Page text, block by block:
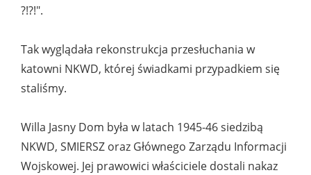
?!?!".
Tak wyglądała rekonstrukcja przesłuchania w
katowni NKWD, której świadkami przypadkiem się
staliśmy.
Willa Jasny Dom była w latach 1945-46 siedzibą
NKWD, SMIERSZ oraz Głównego Zarządu Informacji
Wojskowej. Jej prawowici właściciele dostali nakaz